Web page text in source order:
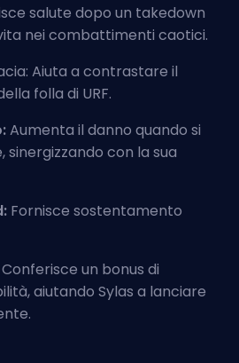
salute dopo un takedown
nei combattimenti caotici.
Aiuta a contrastare il
folla di URF.
Aumenta il danno quando si
sinergizzando con la sua
Fornisce sostentamento
Conferisce un bonus di
aiutando Sylas a lanciare